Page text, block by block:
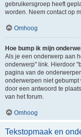
gebruikersgroep heeft
worden. Neem contact op
Omhoog
Hoe bump ik mijn
Als je een onderwerp aan
onderwerp" link. Hierdoor
pagina van de
onderwerpen niet
door een antwoord te
van het forum.
Omhoog
Tekstopmaak en